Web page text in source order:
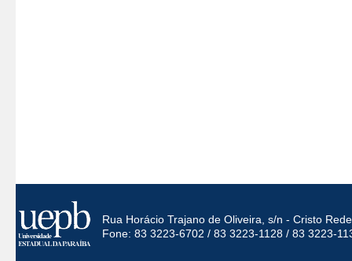
Rua Horácio Trajano de Oliveira, s/n - Cristo
Fone: 83 3223-6702 / 83 3223-1128 / 83 3223-